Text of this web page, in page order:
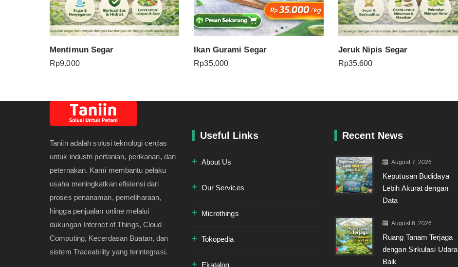
Mentimun Segar
Rp9.000
Ikan Gurami Segar
Rp35.000
Jeruk Nipis Segar
Rp35.600
Taniin adalah solusi teknologi cerdas
untuk industri pertanian, perikanan, dan
peternakan. Kami membantu pelaku
usaha meningkatkan efisiensi dari
proses penanaman, pemeliharaan,
hingga penjualan online melalui
dukungan Internet of Things, Cloud
Computing, Kecerdasan Buatan, dan
sistem Traceability yang terintegrasi.
Useful Links
About Us
Our Services
Microthings
Tokopedia
Ekatalog
Recent News
August 7, 2026
Keputusan Budidaya
Lebih Akurat dengan
Data
August 6, 2026
Ruang Tanam Terjaga
dengan Sirkulasi Udara
Baik